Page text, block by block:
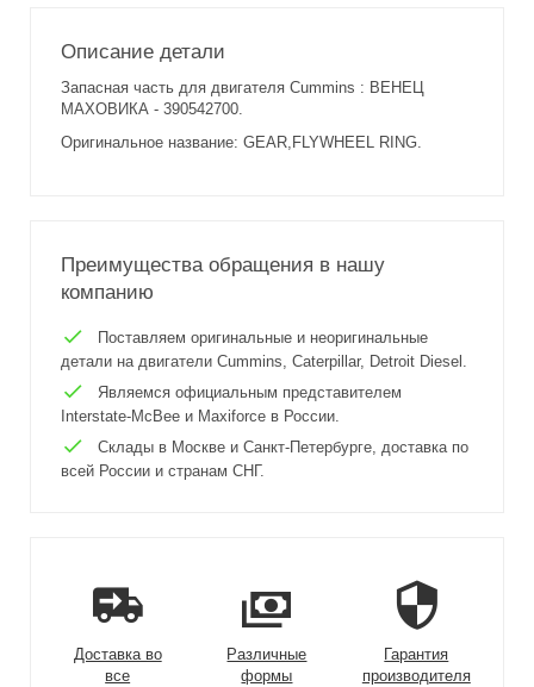
Описание детали
Запасная часть для двигателя Cummins : ВЕНЕЦ
МАХОВИКА - 390542700.
Оригинальное название: GEAR,FLYWHEEL RING.
Преимущества обращения в нашу
компанию
Поставляем оригинальные и неоригинальные
детали на двигатели Cummins, Caterpillar, Detroit Diesel.
Являемся официальным представителем
Interstate-McBee и Maxiforce в России.
Склады в Москве и Санкт-Петербурге, доставка по
всей России и странам СНГ.
Доставка во
все
Различные
формы
Гарантия
производителя